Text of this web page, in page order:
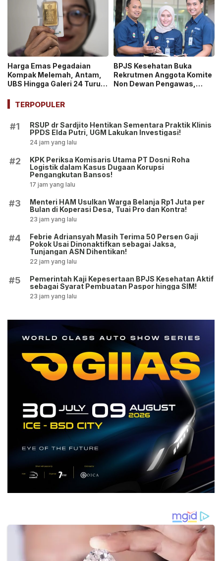
Harga Emas Pegadaian
Kompak Melemah, Antam,
UBS Hingga Galeri 24 Turun
BPJS Kesehatan Buka
Rekrutmen Anggota Komite
Non Dewan Pengawas,
TERPOPULER
#1
RSUP dr Sardjito Hentikan Sementara Praktik Klinis
PPDS Elda Putri, UGM Lakukan Investigasi!
24 jam yang lalu
#2
KPK Periksa Komisaris Utama PT Dosni Roha
Logistik dalam Kasus Dugaan Korupsi
Pengangkutan Bansos!
17 jam yang lalu
#3
Menteri HAM Usulkan Warga Belanja Rp1 Juta per
Bulan di Koperasi Desa, Tuai Pro dan Kontra!
23 jam yang lalu
#4
Febrie Adriansyah Masih Terima 50 Persen Gaji
Pokok Usai Dinonaktifkan sebagai Jaksa,
Tunjangan ASN Dihentikan!
22 jam yang lalu
#5
Pemerintah Kaji Kepesertaan BPJS Kesehatan Aktif
sebagai Syarat Pembuatan Paspor hingga SIM!
23 jam yang lalu